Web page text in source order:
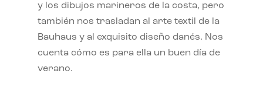
y los dibujos marineros de la costa, pero
también nos trasladan al arte textil de la
Bauhaus y al exquisito diseño danés. Nos
cuenta cómo es para ella un buen día de
verano.